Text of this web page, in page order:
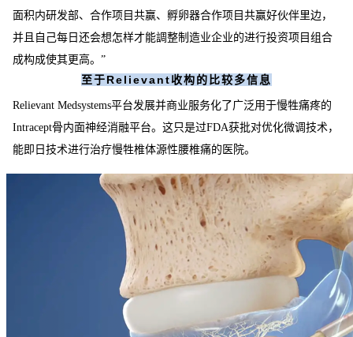
面积内研发部、合作项目共赢、孵卵器合作项目共赢好伙伴里边，
并且自己每日还会想怎样才能調整制造业企业的进行投资项目组合
成构成使其更高。”
至于Relievant收构的比较多信息
Relievant Medsystems平台发展并商业服务化了广泛用于慢牲痛疼的
Intracept骨内面神经消融平台。这只是过FDA获批对优化微调技术，
能即日技术进行治疗慢牲椎体源性腰椎痛的医院。